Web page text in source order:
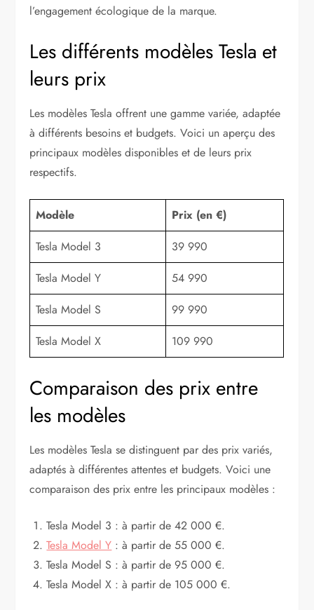
l’engagement écologique de la marque.
Les différents modèles Tesla et
leurs prix
Les modèles Tesla offrent une gamme variée, adaptée
à différents besoins et budgets. Voici un aperçu des
principaux modèles disponibles et de leurs prix
respectifs.
Modèle
Prix (en €)
Tesla Model 3
39 990
Tesla Model Y
54 990
Tesla Model S
99 990
Tesla Model X
109 990
Comparaison des prix entre
les modèles
Les modèles Tesla se distinguent par des prix variés,
adaptés à différentes attentes et budgets. Voici une
comparaison des prix entre les principaux modèles :
Tesla Model 3 : à partir de 42 000 €.
Tesla Model Y : à partir de 55 000 €.
Tesla Model S : à partir de 95 000 €.
Tesla Model X : à partir de 105 000 €.